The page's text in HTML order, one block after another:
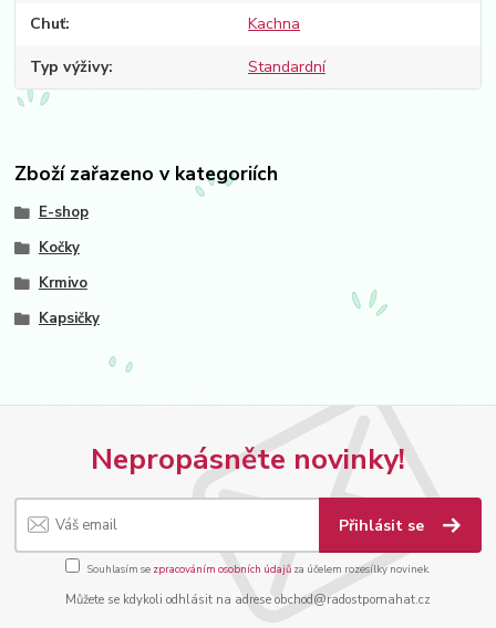
Chuť Kachna
Typ výživy Standardní
Zboží zařazeno v kategoriích
E-shop
Kočky
Krmivo
Kapsičky
Nepropásněte novinky!
Přihlásit se
Souhlasím se zpracováním osobních údajů za účelem rozesílky novinek.
Můžete se kdykoli odhlásit na adrese obchod@radostpomahat.cz